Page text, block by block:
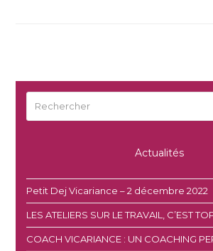
Actualités
Petit Dej Vicariance – 2 décembre 2022
LES ATELIERS SUR LE TRAVAIL, C’EST
COACH VICARIANCE : UN COACHING